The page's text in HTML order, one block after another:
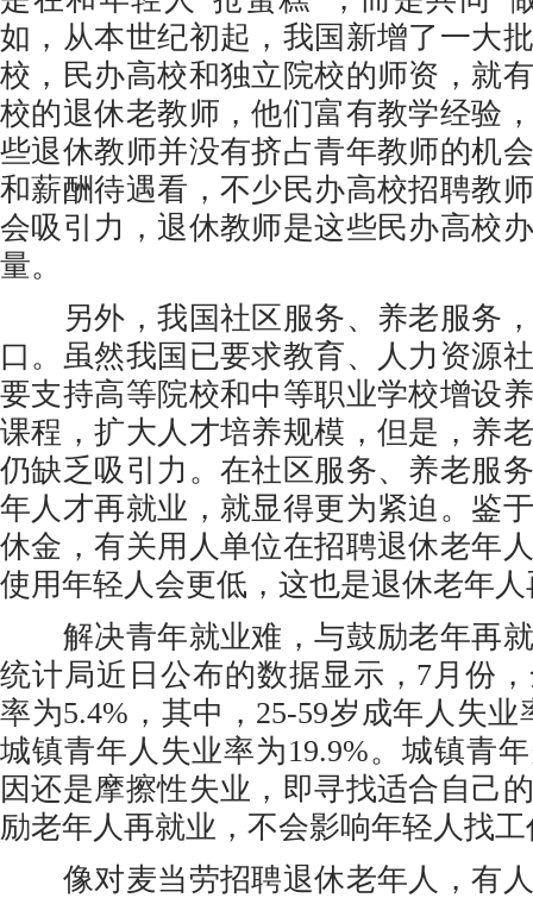
如，从本世纪初起，我国新增了一大
校，民办高校和独立院校的师资，就
校的退休老教师，他们富有教学经验
些退休教师并没有挤占青年教师的机
和薪酬待遇看，不少民办高校招聘教
会吸引力，退休教师是这些民办高校
量。
另外，我国社区服务、养老服务，
口。虽然我国已要求教育、人力资源
要支持高等院校和中等职业学校增设
课程，扩大人才培养规模，但是，养
仍缺乏吸引力。在社区服务、养老服
年人才再就业，就显得更为紧迫。鉴
休金，有关用人单位在招聘退休老年
使用年轻人会更低，这也是退休老年
解决青年就业难，与鼓励老年再就
统计局近日公布的数据显示，7月份
率为5.4%，其中，25-59岁成年人失业
城镇青年人失业率为19.9%。城镇青
因还是摩擦性失业，即寻找适合自己
励老年人再就业，不会影响年轻人找
像对麦当劳招聘退休老年人，有人